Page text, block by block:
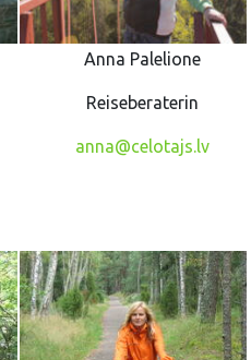
Anna Palelione
Reiseberaterin
anna@celotajs.lv